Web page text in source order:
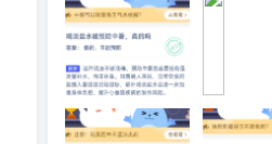
喝淡盐水能预防
中暑，真的吗
为
什